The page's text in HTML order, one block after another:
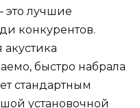
это лучшие
конкурентов.
быстро набрала
стандартным
установочной